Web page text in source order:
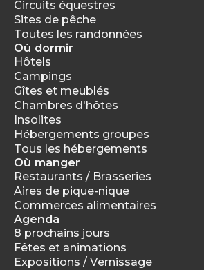
Circuits équestres
Sites de pêche
Toutes les randonnées
Où dormir
Hôtels
Campings
Gîtes et meublés
Chambres d'hôtes
Insolites
Hébergements groupes
Tous les hébergements
Où manger
Restaurants / Brasseries
Aires de pique-nique
Commerces alimentaires
Agenda
8 prochains jours
Fêtes et animations
Expositions / Vernissage